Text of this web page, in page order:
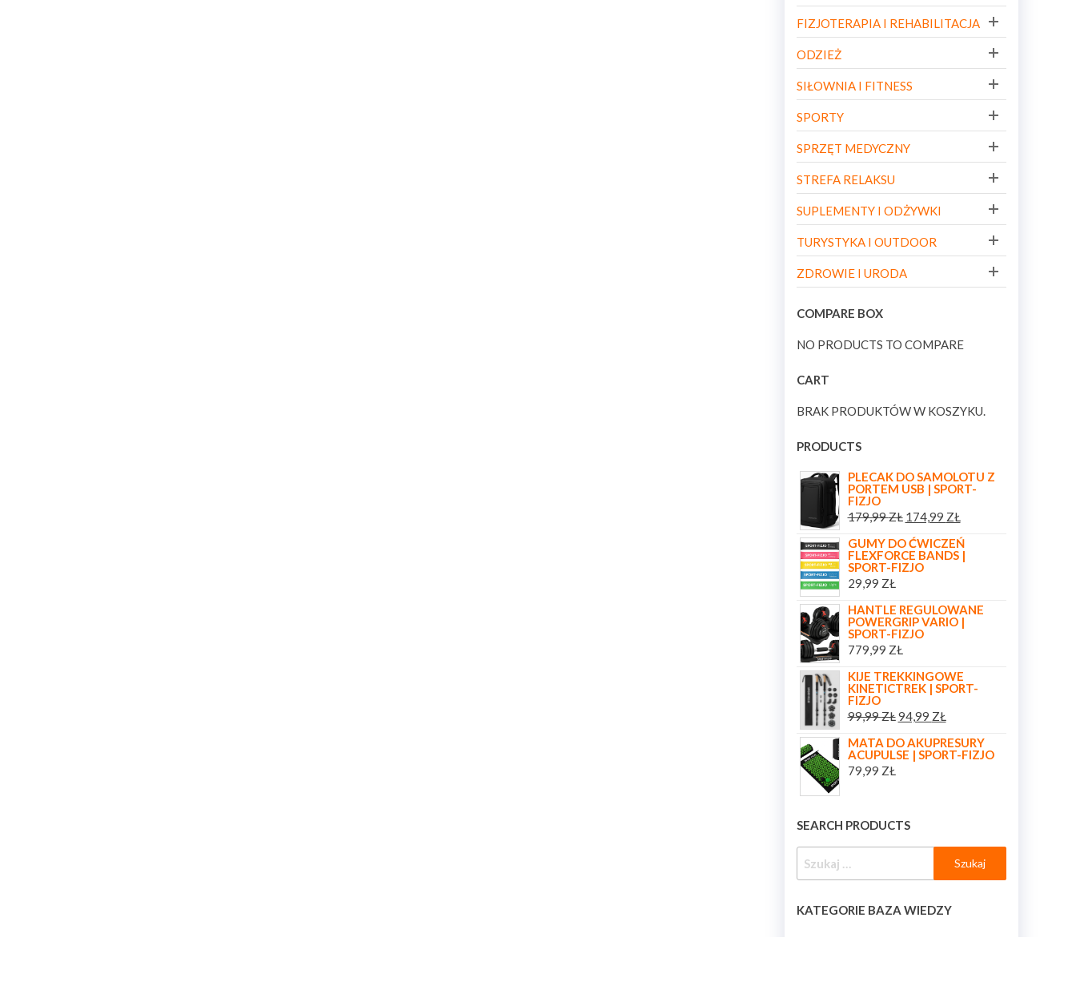
FIZJOTERAPIA I REHABILITACJA
ODZIEŻ
SIŁOWNIA I FITNESS
SPORTY
SPRZĘT MEDYCZNY
STREFA RELAKSU
SUPLEMENTY I ODŻYWKI
TURYSTYKA I OUTDOOR
ZDROWIE I URODA
COMPARE BOX
NO PRODUCTS TO COMPARE
CART
BRAK PRODUKTÓW W KOSZYKU.
PRODUCTS
PLECAK DO SAMOLOTU Z
PORTEM USB | SPORT-
FIZJO
179,99ZŁ 174,99 ZŁ
GUMY DO ĆWICZEŃ
FLEXFORCE BANDS |
SPORT-FIZJO
29,99 ZŁ
HANTLE REGULOWANE
POWERGRIP VARIO |
SPORT-FIZJO
779,99 ZŁ
KIJE TREKKINGOWE
KINETICTREK | SPORT-
FIZJO
99,99ZŁ94,99 ZŁ
MATA DO AKUPRESURY
ACUPULSE | SPORT-FIZJO
79,99 ZŁ
SEARCH PRODUCTS
KATEGORIE BAZA WIEDZY